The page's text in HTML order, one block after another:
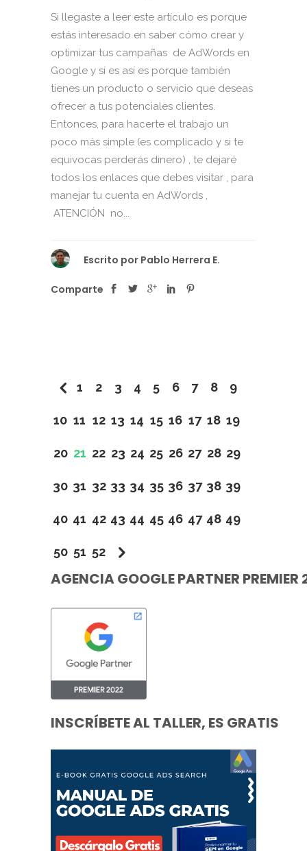
Si llegaste a leer este artículo es porque
estás interesado en saber cómo crear y
optimizar tus campañas de AdWords en
Google y sí es así es porque también
tienes un producto o servicio que deseas
ofrecer a tus potenciales clientes.
Entonces, para hacerte el trabajo un
poco más simple (es complicado y si te
equivocas perderás dinero) , te dejaré
todos los enlaces que debes visitar , para
manejar tu cuenta en AdWords ,
ATENCIÓN no...
Escrito por Pablo Herrera E.
Comparte
1 2 3 4 5 6 7 8 9
10 11 12 13 14 15 16 17 18 19
20 21 22 23 24 25 26 27 28 29
30 31 32 33 34 35 36 37 38 39
40 41 42 43 44 45 46 47 48 49
50 51 52
AGENCIA GOOGLE PARTNER PREMIER
INSCRÍBETE AL TALLER, ES GRATIS